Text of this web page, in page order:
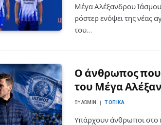
Μέγα Αλέξανδρου
ρόστερ ενόψει της νέας
του…
Ο άνθρωπος που
του Μέγα
BYADMIN ΤΟΠΙΚΆ
Υπάρχουν άνθρωποι στο